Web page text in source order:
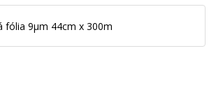
fólia 9µm 44cm x 300m